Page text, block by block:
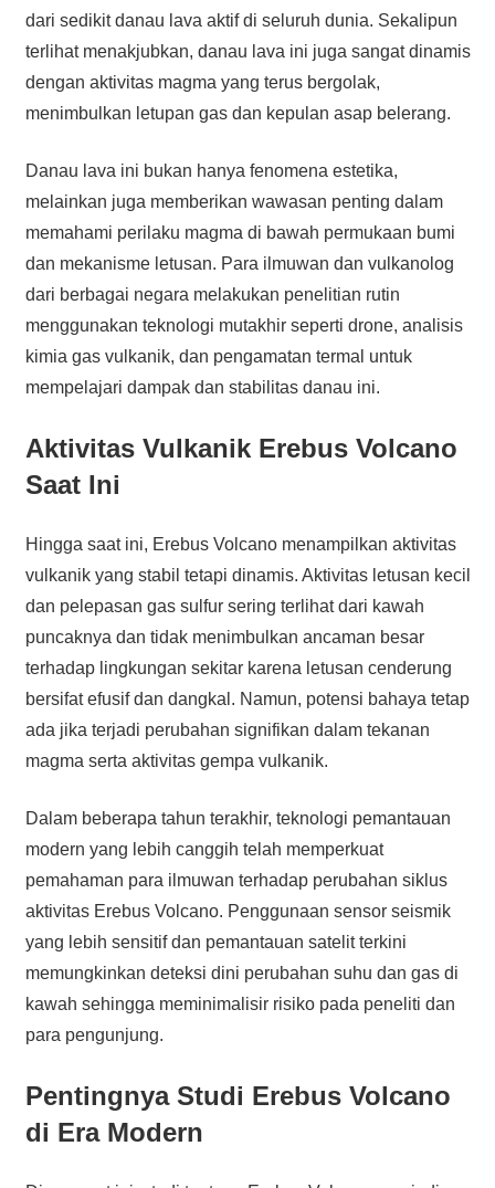
dari sedikit danau lava aktif di seluruh dunia. Sekalipun
terlihat menakjubkan, danau lava ini juga sangat dinamis
dengan aktivitas magma yang terus bergolak,
menimbulkan letupan gas dan kepulan asap belerang.
Danau lava ini bukan hanya fenomena estetika,
melainkan juga memberikan wawasan penting dalam
memahami perilaku magma di bawah permukaan bumi
dan mekanisme letusan. Para ilmuwan dan vulkanolog
dari berbagai negara melakukan penelitian rutin
menggunakan teknologi mutakhir seperti drone, analisis
kimia gas vulkanik, dan pengamatan termal untuk
mempelajari dampak dan stabilitas danau ini.
Aktivitas Vulkanik Erebus Volcano
Saat Ini
Hingga saat ini, Erebus Volcano menampilkan aktivitas
vulkanik yang stabil tetapi dinamis. Aktivitas letusan kecil
dan pelepasan gas sulfur sering terlihat dari kawah
puncaknya dan tidak menimbulkan ancaman besar
terhadap lingkungan sekitar karena letusan cenderung
bersifat efusif dan dangkal. Namun, potensi bahaya tetap
ada jika terjadi perubahan signifikan dalam tekanan
magma serta aktivitas gempa vulkanik.
Dalam beberapa tahun terakhir, teknologi pemantauan
modern yang lebih canggih telah memperkuat
pemahaman para ilmuwan terhadap perubahan siklus
aktivitas Erebus Volcano. Penggunaan sensor seismik
yang lebih sensitif dan pemantauan satelit terkini
memungkinkan deteksi dini perubahan suhu dan gas di
kawah sehingga meminimalisir risiko pada peneliti dan
para pengunjung.
Pentingnya Studi Erebus Volcano
di Era Modern